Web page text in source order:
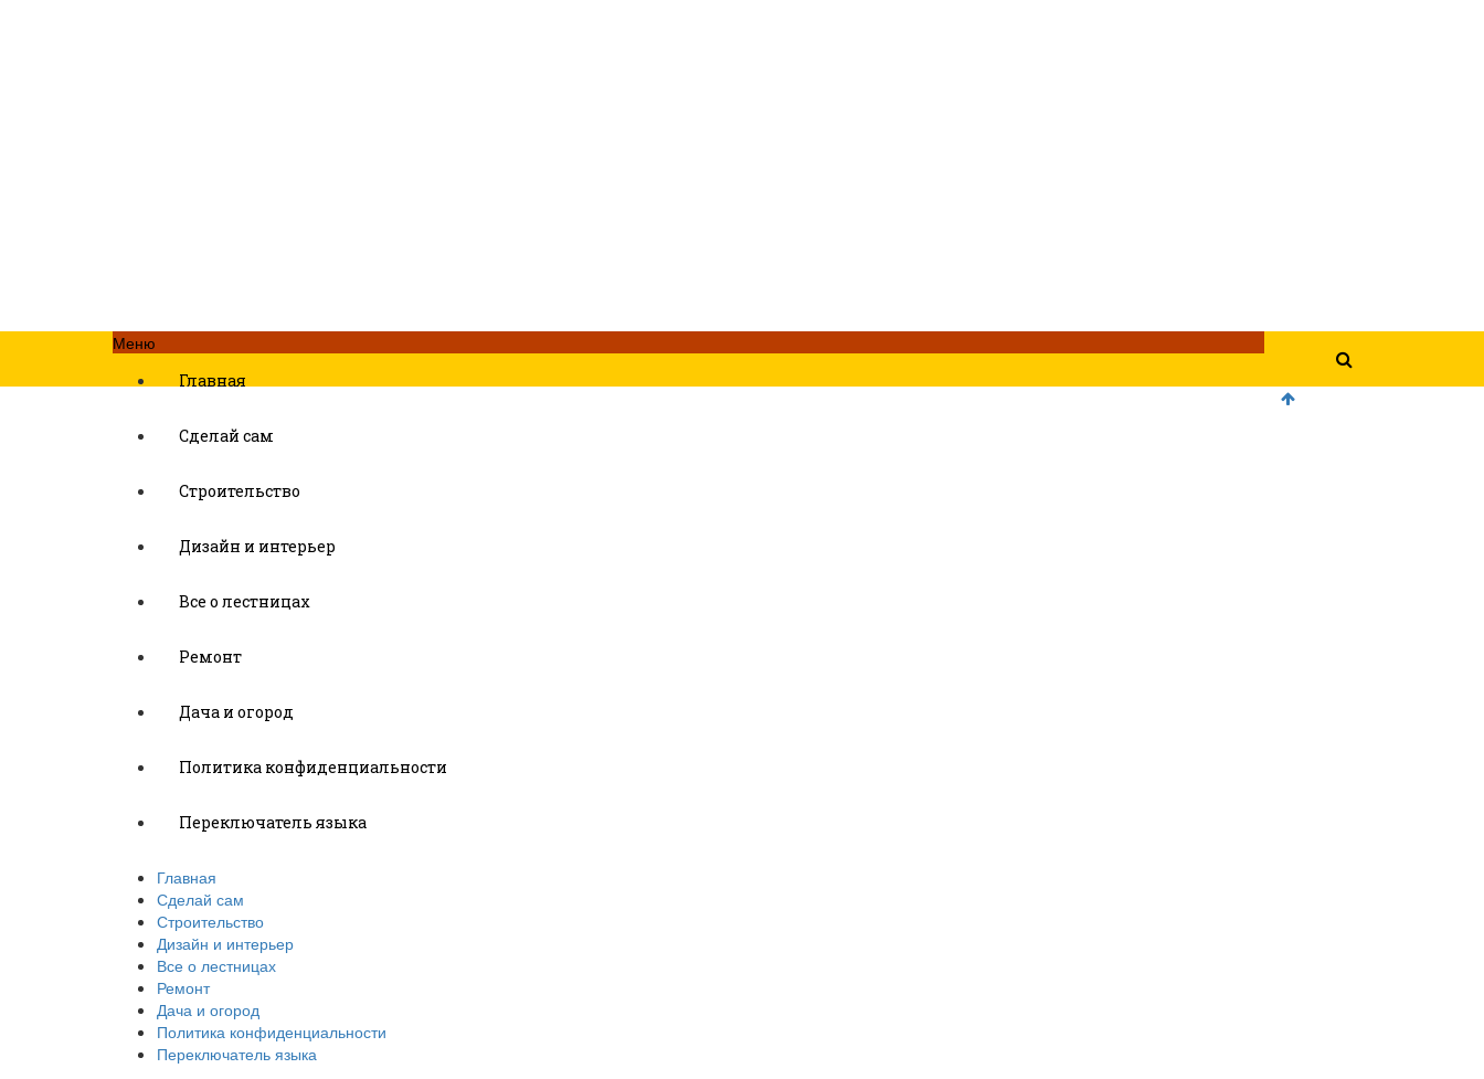
Меню
Главная
Сделай сам
Строительство
Дизайн и интерьер
Все о лестницах
Ремонт
Дача и огород
Политика конфиденциальности
Переключатель языка
Главная
Сделай сам
Строительство
Дизайн и интерьер
Все о лестницах
Ремонт
Дача и огород
Политика конфиденциальности
Переключатель языка